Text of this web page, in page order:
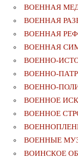
ВОЕННАЯ
ВОЕННАЯ
ВОЕННАЯ
ВОЕННАЯ
ВОЕННО-
ВОЕННО-
ВОЕННО-
ВОЕННОЕ
ВОЕННОЕ
ВОЕННЫЕ
ВОИНСКОЕ